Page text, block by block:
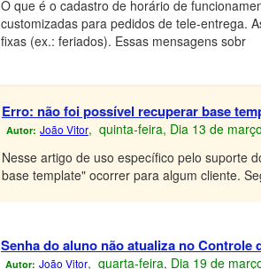
O que é o cadastro de horário de
customizadas para pedidos de tele-entrega.
fixas (ex.: feriados). Essas mensagens sobr
Erro: não foi possível recuperar base
Autor: João Vitor, quinta-feira, Dia 13 de
Nesse artigo de uso específico pelo suporte
base template" ocorrer para algum cliente.
Senha do aluno não atualiza no Controle
Autor: João Vitor, quarta-feira, Dia 19 de